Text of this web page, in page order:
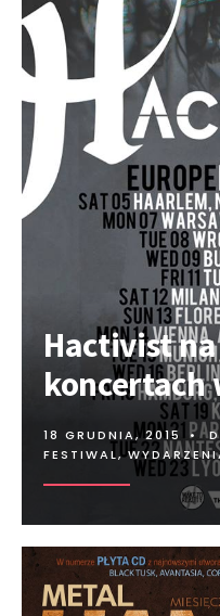
Hactivist
koncertach
18 GRUDNIA, 2015 •
FESTIWAL,